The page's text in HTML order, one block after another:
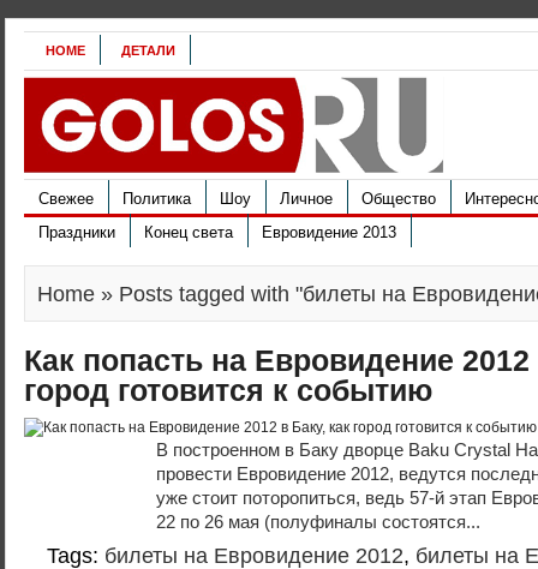
HOME ДЕТАЛИ
Свежее Политика Шоу Личное Общество
Праздники
Конец света Евровидение 2013
Home » Posts tagged with "билеты на
Как попасть на Евровидение 2012
город готовится к событию
В построенном в Баку дворце Baku Crystal
провести Евровидение 2012, ведутся
уже стоит поторопиться, ведь 57-й этап
22 по 26 мая (полуфиналы состоятся...
Tags: билеты на Евровидение 2012, билеты на